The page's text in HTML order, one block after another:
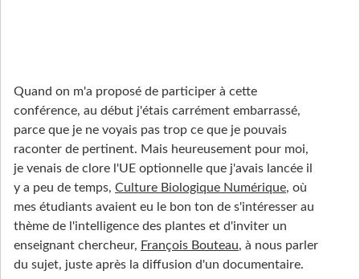
Quand on m'a proposé de participer à cette
conférence, au début j'étais carrément embarrassé,
parce que je ne voyais pas trop ce que je pouvais
raconter de pertinent. Mais heureusement pour moi,
je venais de clore l'UE optionnelle que j'avais lancée il
y a peu de temps, Culture Biologique Numérique, où
mes étudiants avaient eu le bon ton de s'intéresser au
thème de l'intelligence des plantes et d'inviter un
enseignant chercheur, François Bouteau, à nous parler
du sujet, juste après la diffusion d'un documentaire.